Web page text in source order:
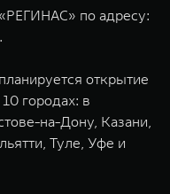
по адресу:
открытие
городах: в
на-Дону, Казани,
Туле, Уфе и